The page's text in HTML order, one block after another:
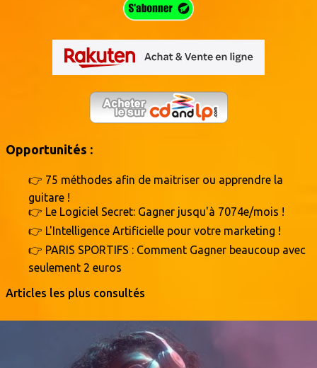
Opportunités :
👉 75 méthodes afin de maitriser ou apprendre la
guitare !
👉 Le Logiciel Secret: Gagner jusqu'à 7074e/mois !
👉 L'Intelligence Artificielle pour votre marketing !
👉 PARIS SPORTIFS : Comment Gagner beaucoup avec
seulement 2 euros
Articles les plus consultés